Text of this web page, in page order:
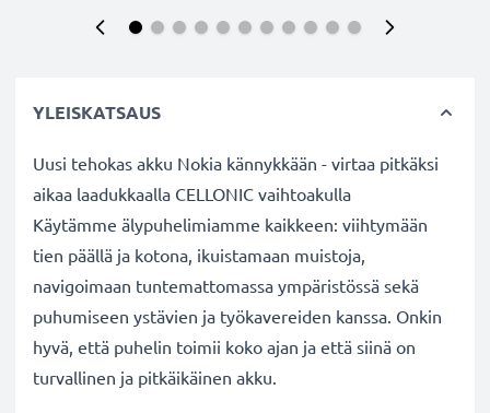
YLEISKATSAUS
Uusi tehokas akku Nokia kännykkään - virtaa pitkäksi
aikaa laadukkaalla CELLONIC vaihtoakulla
Käytämme älypuhelimiamme kaikkeen: viihtymään
tien päällä ja kotona, ikuistamaan muistoja,
navigoimaan tuntemattomassa ympäristössä sekä
puhumiseen ystävien ja työkavereiden kanssa. Onkin
hyvä, että puhelin toimii koko ajan ja että siinä on
turvallinen ja pitkäikäinen akku.